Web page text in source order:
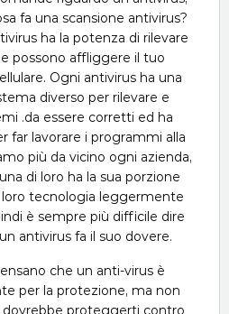
fa una scansione antivirus?
ha la potenza di rilevare
possono affliggere il tuo
Ogni antivirus ha una
diverso per rilevare e
.da essere corretti ed ha
far lavorare i programmi alla
più da vicino ogni azienda,
di loro ha la sua porzione
tecnologia leggermente
è sempre più difficile dire
antivirus fa il suo dovere.
che un anti-virus è
per la protezione, ma non
dovrebbe proteggerti contro